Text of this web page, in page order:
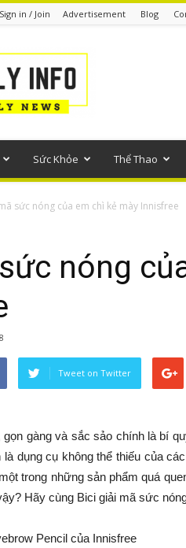
Sign in / Join Advertisement Blog
Sức Khỏe Thể Thao
sức nóng của em chì kẻ mày Innisfree
nóng
Tweet on Twitter
gàng và sắc sảo chính là bí
dụng cụ không thể thiếu của
trong những sản phẩm quá
Hãy cùng Bici giải mã sức